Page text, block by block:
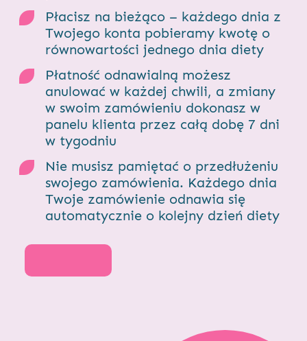
Płacisz na bieżąco – każdego dnia z
Twojego konta pobieramy kwotę o
równowartości jednego dnia diety
Płatność odnawialną możesz
anulować w każdej chwili, a zmiany
w swoim zamówieniu dokonasz w
panelu klienta przez całą dobę 7 dni
w tygodniu
Nie musisz pamiętać o przedłużeniu
swojego zamówienia. Każdego dnia
Twoje zamówienie odnawia się
automatycznie o kolejny dzień diety